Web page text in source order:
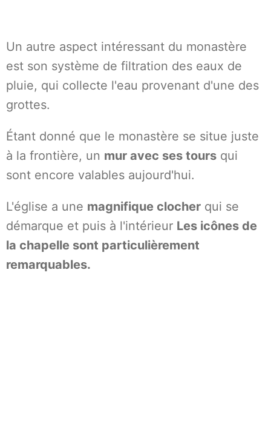
Un autre aspect intéressant du monastère
est son système de filtration des eaux de
pluie, qui collecte l'eau provenant d'une des
grottes.
Étant donné que le monastère se situe juste
à la frontière, un mur avec ses tours qui
sont encore valables aujourd'hui.
L'église a une magnifique clocher qui se
démarque et puis à l'intérieur Les icônes de
la chapelle sont particulièrement
remarquables.